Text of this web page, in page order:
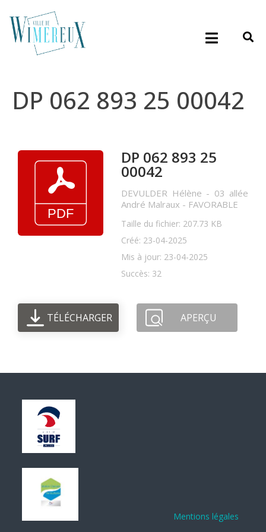
DP 062 893 25 00042
DP 062 893 25
00042
DEVULDER Hélène - 03 allée
André Malraux - FAVORABLE
Taille du fichier: 207.73 KB
Créé: 23-04-2025
Mis à jour: 23-04-2025
Succès: 32
TÉLÉCHARGER APERÇU
Mentions légales